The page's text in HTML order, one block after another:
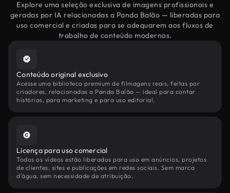
Explore uma seleção exclusiva de imagens profissionais e
geradas por IA relacionadas a Panda Balão — liberadas para
uso comercial e criadas para se adequarem aos fluxos de
trabalho de conteúdo modernos.
Conteúdo original exclusivo
Acesse uma biblioteca premium de filmagens reais, feitas por
criadores, relacionadas a Panda Balão — ideal para contar
histórias, para marketing e para uso editorial.
Licença para uso comercial
Todos os vídeos estão liberados para uso em anúncios, projetos
de clientes, sites e publicações em redes sociais. Sem marca
d'água, sem necessidade de atribuição.